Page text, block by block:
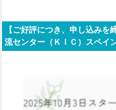
【ご好評につき、申し込みを
流センター（ＫＩＣ）スペイ